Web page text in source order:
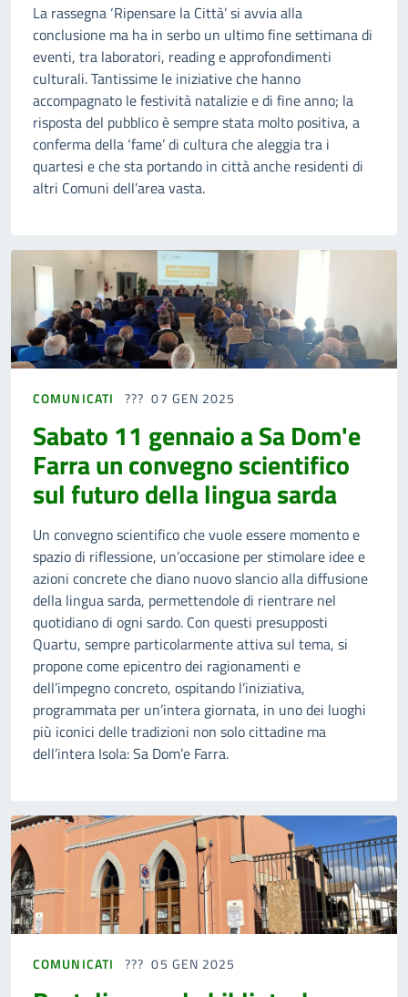
La rassegna ‘Ripensare la Città’ si avvia alla
conclusione ma ha in serbo un ultimo fine settimana di
eventi, tra laboratori, reading e approfondimenti
culturali. Tantissime le iniziative che hanno
accompagnato le festività natalizie e di fine anno; la
risposta del pubblico è sempre stata molto positiva, a
conferma della ‘fame’ di cultura che aleggia tra i
quartesi e che sta portando in città anche residenti di
altri Comuni dell’area vasta.
COMUNICATI 07 GEN 2025
Sabato 11 gennaio a Sa Dom'e
Farra un convegno scientifico
sul futuro della lingua sarda
Un convegno scientifico che vuole essere momento e
spazio di riflessione, un’occasione per stimolare idee e
azioni concrete che diano nuovo slancio alla diffusione
della lingua sarda, permettendole di rientrare nel
quotidiano di ogni sardo. Con questi presupposti
Quartu, sempre particolarmente attiva sul tema, si
propone come epicentro dei ragionamenti e
dell’impegno concreto, ospitando l’iniziativa,
programmata per un’intera giornata, in uno dei luoghi
più iconici delle tradizioni non solo cittadine ma
dell’intera Isola: Sa Dom’e Farra.
COMUNICATI 05 GEN 2025